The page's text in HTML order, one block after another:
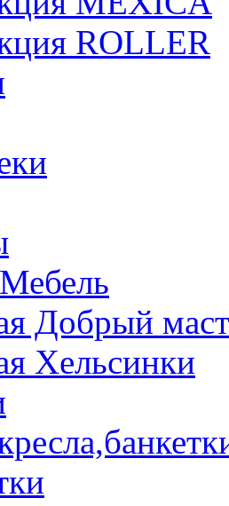
ROLLER
Добрый
Хельсинки